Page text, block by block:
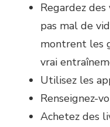
Regardez
pas mal de
montrent les
vrai
Utilisez les
Renseignez-
Achetez des